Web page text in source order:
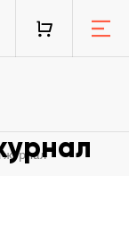
журнал